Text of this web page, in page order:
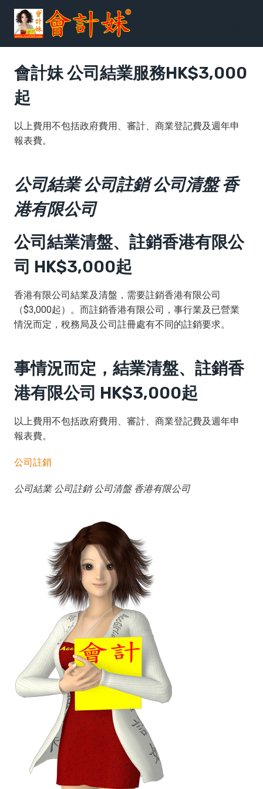
會計妹 公司結業服務HK$3,000
起
以上費用不包括政府費用、審計、商業登記費及週年申
報表費。
公司結業 公司註銷 公司清盤 香
港有限公司
公司結業清盤、註銷香港有限公
司 HK$3,000起
香港有限公司結業及清盤，需要註銷香港有限公司
（$3,000起）。而註銷香港有限公司，事行業及已營業
情況而定，稅務局及公司註冊處有不同的註銷要求。
事情況而定，結業清盤、註銷香
港有限公司 HK$3,000起
以上費用不包括政府費用、審計、商業登記費及週年申
報表費。
公司註銷
公司結業 公司註銷 公司清盤 香港有限公司